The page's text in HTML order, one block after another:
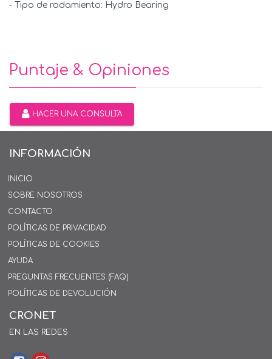
- Tipo de rodamiento: Hydro Bearing
Puntaje & Opiniones
HACER UNA CONSULTA
INFORMACIÓN
INICIO
SOBRE NOSOTROS
CONTACTO
POLÍTICAS DE PRIVACIDAD
POLÍTICAS DE COOKIES
AYUDA
PREGUNTAS FRECUENTES (FAQ)
POLÍTICAS DE DEVOLUCIÓN
CRONET
EN LAS REDES